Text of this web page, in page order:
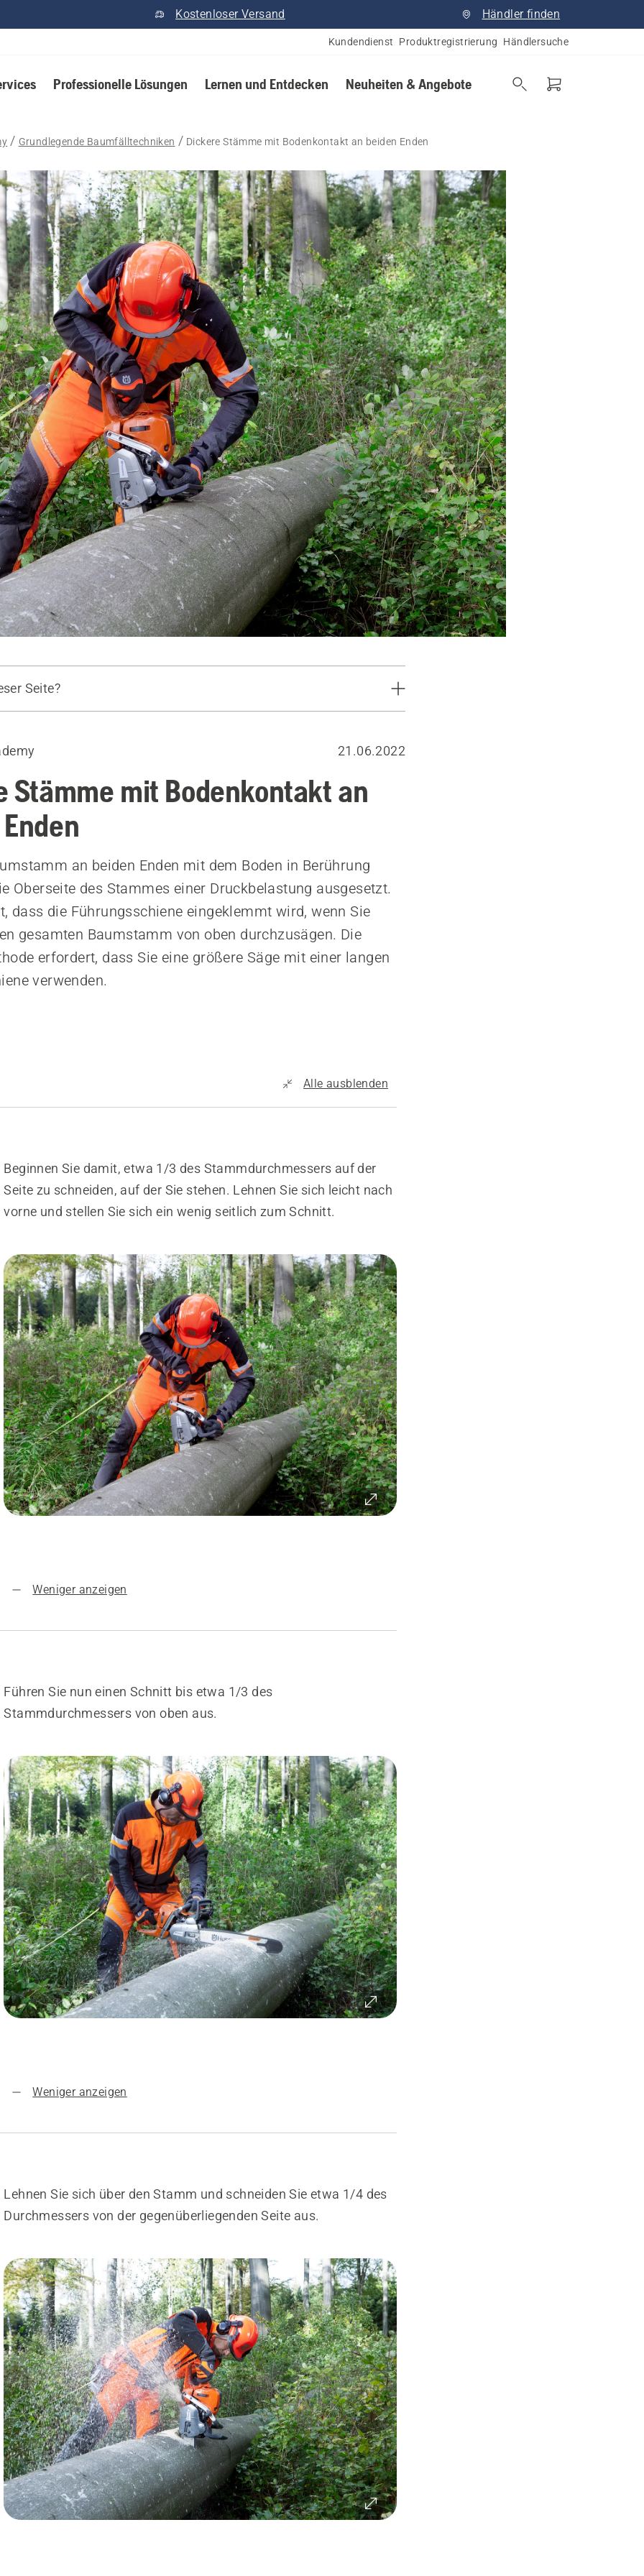
Kostenloser Versand Händler finden
Kundendienst Produktregistrierung Händlersuche
Professionelle Lösungen Lernen und Entdecken Neuheiten & Angebote
Grundlegende Baumfälltechniken Dickere Stämme mit Bodenkontakt an beiden Enden
Seite?
einem Fällkeil
21.06.2022
Stämme mit Bodenkontakt an
an beiden Enden mit dem Boden in Berührung
Oberseite des Stammes einer Druckbelastung ausgesetzt.
dass die Führungsschiene eingeklemmt wird, wenn Sie
gesamten Baumstamm von oben durchzusägen. Die
erfordert, dass Sie eine größere Säge mit einer langen
verwenden.
Alle ausblenden
Beginnen Sie damit, etwa 1/3 des Stammdurchmessers auf der
Seite zu schneiden, auf der Sie stehen. Lehnen Sie sich leicht nach
vorne und stellen Sie sich ein wenig seitlich zum Schnitt.
Weniger anzeigen
Führen Sie nun einen Schnitt bis etwa 1/3 des
Stammdurchmessers von oben aus.
Weniger anzeigen
Lehnen Sie sich über den Stamm und schneiden Sie etwa 1/4 des
Durchmessers von der gegenüberliegenden Seite aus.